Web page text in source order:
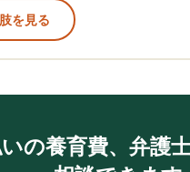
を見る
の養育費、弁護